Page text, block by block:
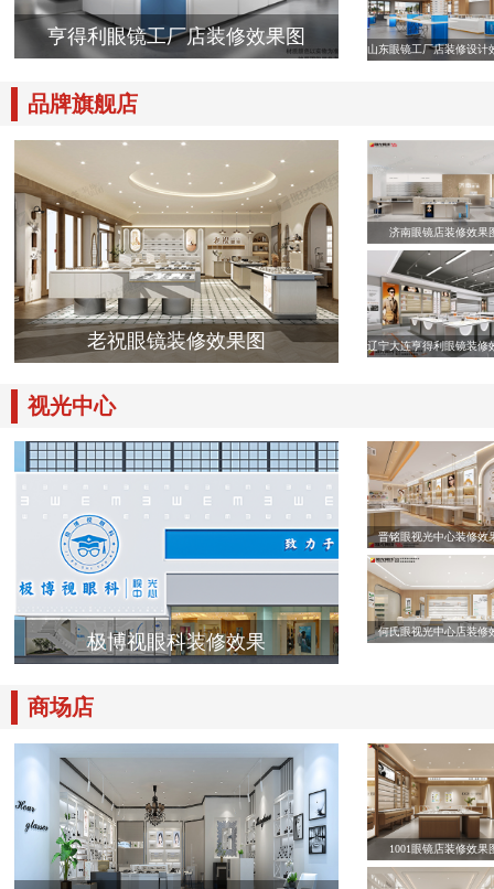
亨得利眼镜工厂店装修效果图
山东眼镜工厂店装修设计
品牌旗舰店
老祝眼镜装修效果图
济南眼镜店装修效果
辽宁大连亨得利眼镜装修
视光中心
极博视眼科装修效果
晋铭眼视光中心装修效
何氏眼视光中心店装修
商场店
1001眼镜店装修效果